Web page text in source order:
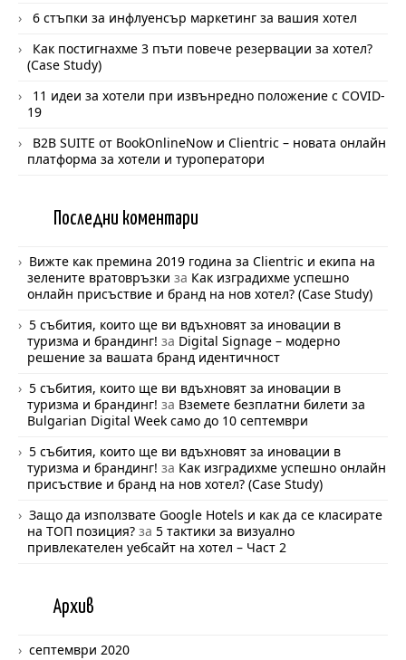
6 стъпки за инфлуенсър маркетинг за вашия хотел
Как постигнахме 3 пъти повече резервации за хотел?
(Case Study)
11 идеи за хотели при извънредно положение с COVID-
19
B2B SUITE от BookOnlineNow и Clientric – новата онлайн
платформа за хотели и туроператори
Последни коментари
Вижте как премина 2019 година за Clientric и екипа на
зелените вратовръзки за Как изградихме успешно
онлайн присъствие и бранд на нов хотел? (Case Study)
5 събития, които ще ви вдъхновят за иновации в
туризма и брандинг! за Digital Signage – модерно
решение за вашата бранд идентичност
5 събития, които ще ви вдъхновят за иновации в
туризма и брандинг! за Вземете безплатни билети за
Bulgarian Digital Week само до 10 септември
5 събития, които ще ви вдъхновят за иновации в
туризма и брандинг! за Как изградихме успешно онлайн
присъствие и бранд на нов хотел? (Case Study)
Защо да използвате Google Hotels и как да се класирате
на ТОП позиция? за 5 тактики за визуално
привлекателен уебсайт на хотел – Част 2
Архив
септември 2020